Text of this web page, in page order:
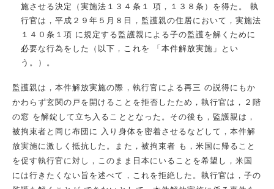
施させる決定（実施法１３４条１ 項，１３８条）を得た。 執
行官は，平成２９年５月８日，監護親の住居において，実施法
１４０条１項 に規定する監護親による子の監護を解くために
必要な行為をした（以下，これを 「本件解放実施」とい
う。）。
監護親は，本件解放実施の際，執行官による再三 の説得にもか
かわらず玄関の戸を開けることを拒否したため，執行官は，２階
の窓 を解錠して立ち入ることとなった。その後も，監護親は，
被拘束者と同じ布団に 入り身体を密着させるなどして，本件解
放実施に激しく抵抗した。また，被拘束者 も，米国に帰ること
を促す執行官に対し，このまま日本にいることを希望し，米国
には行きたくない旨を述べて，これを拒絶した。執行官は，子の